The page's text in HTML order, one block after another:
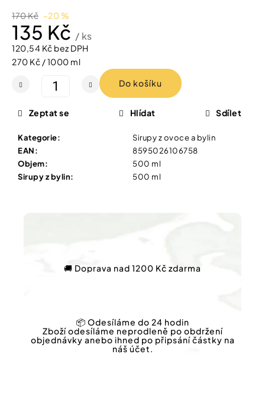
Měna
(CZK)
170 Kč –20 %
135 Kč / ks
120,54 Kč bez DPH
Měrná
270 Kč / 1000 ml
Do košíku
Kategorie:
Sirupy z ovoce a bylin
EAN:
8595026106758
Objem:
500 ml
Sirupy z bylin: 500 ml
Zeptat se Hlídat Sdílet
🚚 Doprava nad 1200 Kč zdarma
📦 Odesíláme do 24 hodin
Zboží odesíláme neprodleně po obdržení
objednávky anebo ihned po připsání částky na
náš účet.
PÁR
211
Kč